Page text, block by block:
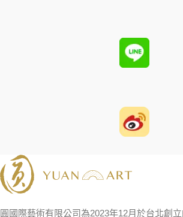
圓國際藝術有限公司為2023年12月於台北創